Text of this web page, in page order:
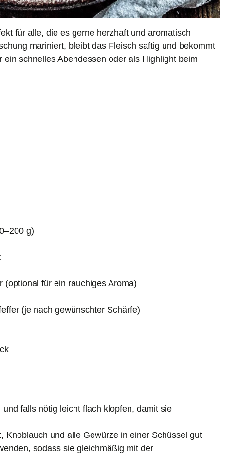
für alle, die es gerne herzhaft und aromatisch
mariniert, bleibt das Fleisch saftig und bekommt
schnelles Abendessen oder als Highlight beim
g)
(optional für ein rauchiges Aroma)
(je nach gewünschter Schärfe)
falls nötig leicht flach klopfen, damit sie
Knoblauch und alle Gewürze in einer Schüssel gut
sodass sie gleichmäßig mit der